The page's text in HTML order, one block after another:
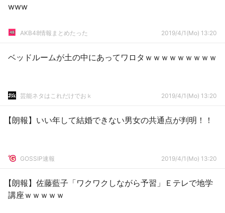
www
AKB48情報まとめたった 2019/4/1(Mo) 13:20
ベッドルームが土の中にあってワロタｗｗｗｗｗｗｗｗｗ
芸能ネタはこれだけでおｋ 2019/4/1(Mo) 13:20
【朗報】いい年して結婚できない男女の共通点が判明！！
GOSSIP速報 2019/4/1(Mo) 13:20
【朗報】佐藤藍子「ワクワクしながら予習」Ｅテレで地学
講座ｗｗｗｗｗ